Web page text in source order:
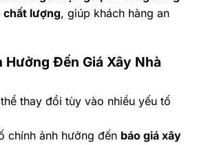
chất lượng, giúp khách hàng an
Hưởng Đến Giá Xây Nhà
thay đổi tùy vào nhiều yếu tố
chính ảnh hưởng đến báo giá xây